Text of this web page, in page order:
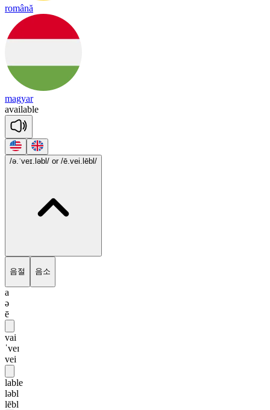
română
magyar
available
/ə.ˈveɪ.ləbl/ or /ē.vei.lēbl/
음절 음소
a
ə
ē
vai
ˈveɪ
vei
lable
ləbl
lēbl